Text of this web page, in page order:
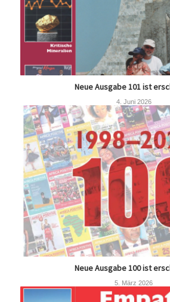
Neue Ausgabe 101 ist
4. Juni 2026
Neue Ausgabe 100 ist
5. März 2026